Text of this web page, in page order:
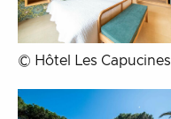
© Hôtel Les Capucines